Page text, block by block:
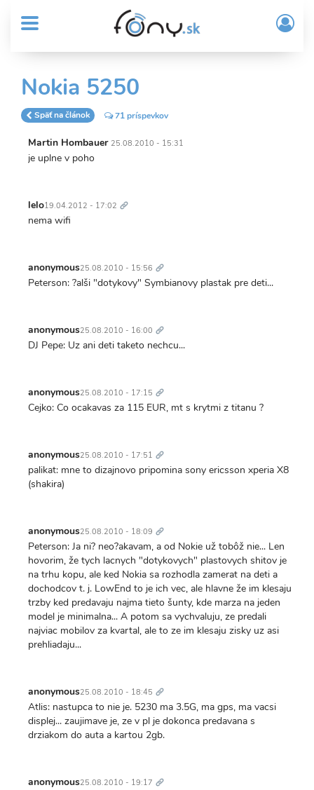
obsah
MENU
Sub
Header
menu
User
account
menu
/
Nokia 5250
Späť na článok 71 príspevkov
Martin Hombauer 25.08.2010 - 15:31
je uplne v poho
lelo19.04.2012 - 17:02 odkaz
nema wifi
anonymous25.08.2010 - 15:56 odkaz
Peterson: ?alši "dotykovy" Symbianovy plastak pre deti...
anonymous25.08.2010 - 16:00 odkaz
DJ Pepe: Uz ani deti taketo nechcu...
anonymous25.08.2010 - 17:15 odkaz
Cejko: Co ocakavas za 115 EUR, mt s krytmi z titanu ?
anonymous25.08.2010 - 17:51 odkaz
palikat: mne to dizajnovo pripomina sony ericsson xperia X8
(shakira)
anonymous25.08.2010 - 18:09 odkaz
Peterson: Ja ni? neo?akavam, a od Nokie už tobôž nie... Len
hovorim, že tych lacnych "dotykovych" plastovych shitov je
na trhu kopu, ale ked Nokia sa rozhodla zamerat na deti a
dochodcov t. j. LowEnd to je ich vec, ale hlavne že im klesaju
trzby ked predavaju najma tieto šunty, kde marza na jeden
model je minimalna... A potom sa vychvaluju, ze predali
najviac mobilov za kvartal, ale to ze im klesaju zisky uz asi
prehliadaju...
anonymous25.08.2010 - 18:45 odkaz
Atlis: nastupca to nie je. 5230 ma 3.5G, ma gps, ma vacsi
displej... zaujimave je, ze v pl je dokonca predavana s
drziakom do auta a kartou 2gb.
anonymous25.08.2010 - 19:17 odkaz